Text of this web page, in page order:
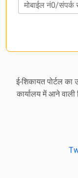
मोबाईल नं0/संपर्क
ई-शिकायत पोर्टल का
कार्यालय में आने